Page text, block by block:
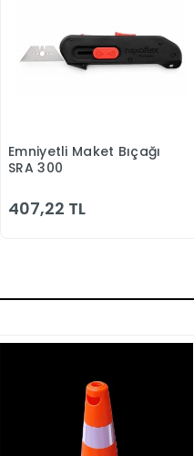
Sepete Ekle
Emniyetli Maket Bıçağı
SRA 300
407,22 TL